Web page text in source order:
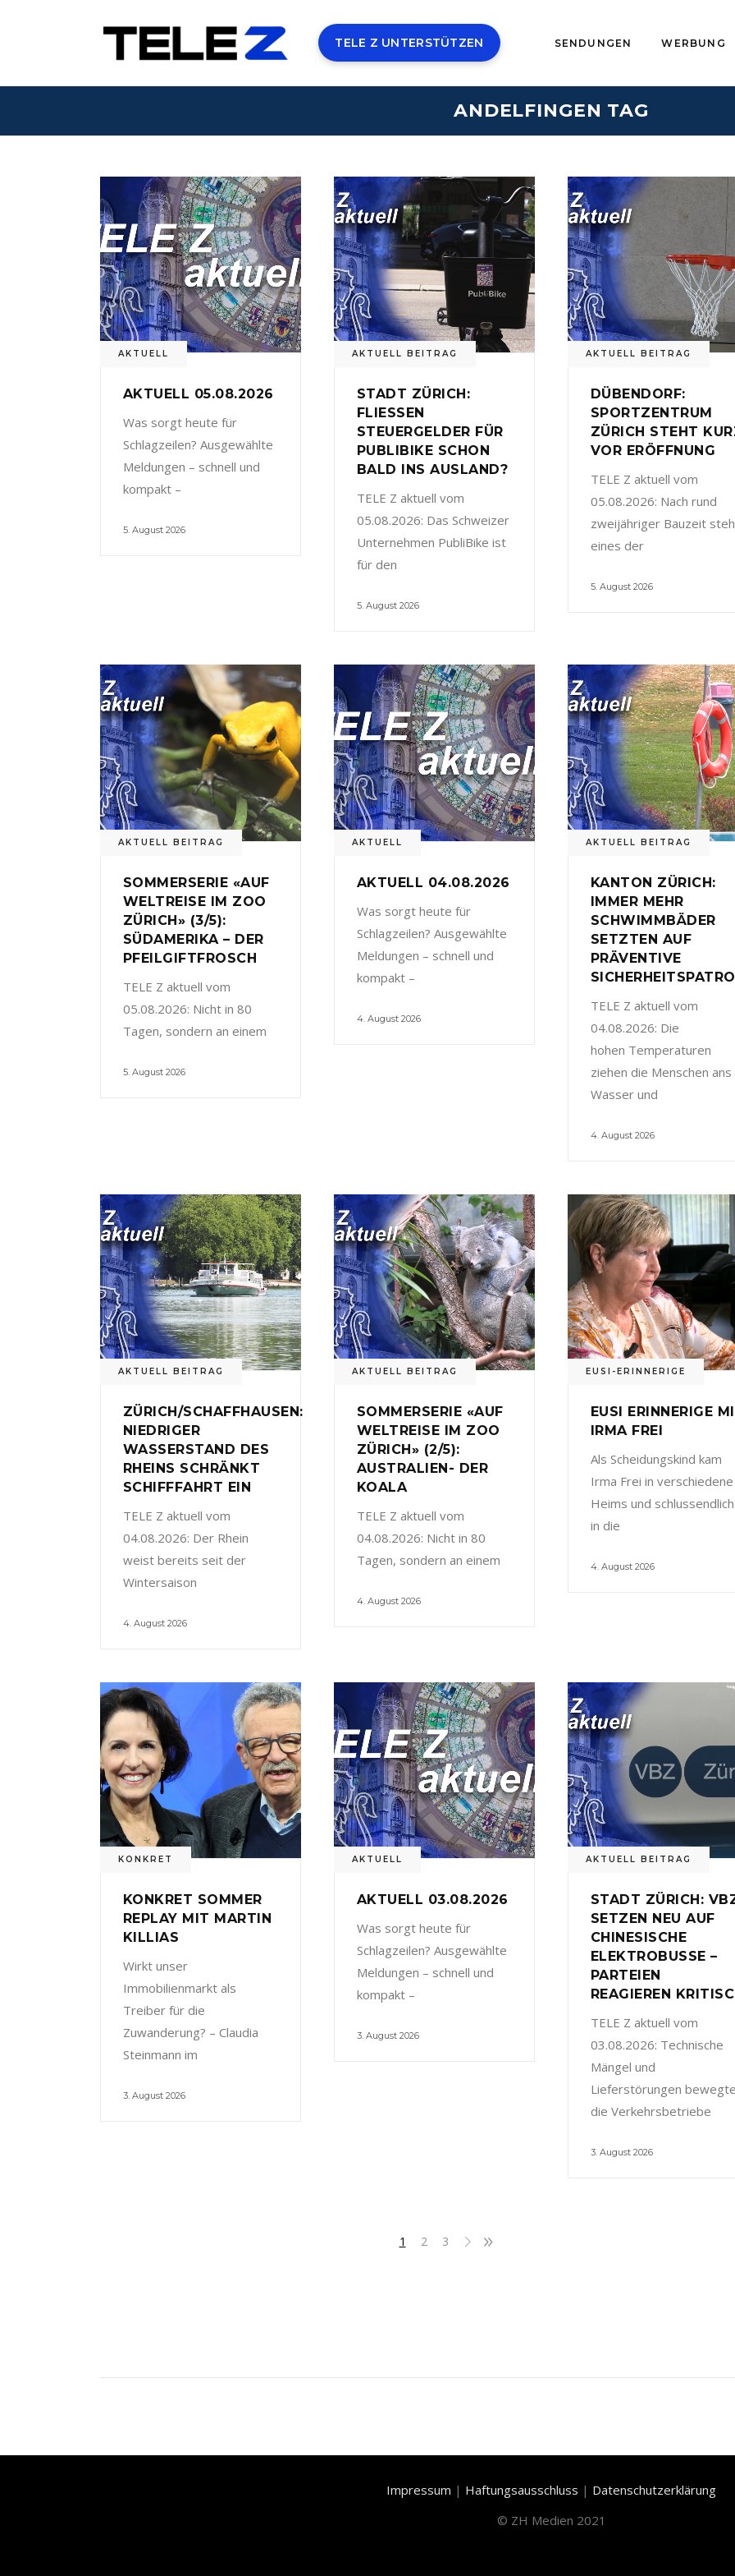
TELE Z UNTERSTÜTZEN SENDUNGEN WERBUNG
ANDELFINGEN TAG
AKTUELL
AKTUELL 05.08.2026
Was sorgt heute für
Schlagzeilen? Ausgewählte
Meldungen – schnell und
kompakt –
5. August 2026
AKTUELL BEITRAG
STADT ZÜRICH:
FLIESSEN
STEUERGELDER FÜR
PUBLIBIKE SCHON
BALD INS AUSLAND?
TELE Z aktuell vom
05.08.2026: Das Schweizer
Unternehmen PubliBike ist
für den
5. August 2026
AKTUELL BEITRAG
DÜBENDORF:
SPORTZENTRUM
ZÜRICH STEHT
VOR ERÖFFNUNG
TELE Z aktuell vom
05.08.2026: Nach rund
zweijähriger Bauzeit
eines der
5. August 2026
AKTUELL BEITRAG
SOMMERSERIE «AUF
WELTREISE IM ZOO
ZÜRICH» (3/5):
SÜDAMERIKA – DER
PFEILGIFTFROSCH
TELE Z aktuell vom
05.08.2026: Nicht in 80
Tagen, sondern an einem
5. August 2026
AKTUELL
AKTUELL 04.08.2026
Was sorgt heute für
Schlagzeilen? Ausgewählte
Meldungen – schnell und
kompakt –
4. August 2026
AKTUELL BEITRAG
KANTON ZÜRICH:
IMMER MEHR
SCHWIMMBÄDER
SETZTEN AUF
PRÄVENTIVE
TELE Z aktuell vom
04.08.2026: Die
hohen Temperaturen
ziehen die Menschen ans
Wasser und
4. August 2026
AKTUELL BEITRAG
ZÜRICH/SCHAFFHAUSEN:
NIEDRIGER
WASSERSTAND DES
RHEINS SCHRÄNKT
SCHIFFFAHRT EIN
TELE Z aktuell vom
04.08.2026: Der Rhein
weist bereits seit der
Wintersaison
4. August 2026
AKTUELL BEITRAG
SOMMERSERIE «AUF
WELTREISE IM ZOO
ZÜRICH» (2/5):
AUSTRALIEN- DER
KOALA
TELE Z aktuell vom
04.08.2026: Nicht in 80
Tagen, sondern an einem
4. August 2026
EUSI-ERINNERIGE
EUSI ERINNERIGE
IRMA FREI
Als Scheidungskind kam
Irma Frei in verschiedene
Heims und schlussendlich
in die
4. August 2026
KONKRET
KONKRET SOMMER
REPLAY MIT MARTIN
KILLIAS
Wirkt unser
Immobilienmarkt als
Treiber für die
Zuwanderung? – Claudia
Steinmann im
3. August 2026
AKTUELL
AKTUELL 03.08.2026
Was sorgt heute für
Schlagzeilen? Ausgewählte
Meldungen – schnell und
kompakt –
3. August 2026
AKTUELL BEITRAG
STADT ZÜRICH:
SETZEN NEU AUF
CHINESISCHE
ELEKTROBUSSE –
PARTEIEN
REAGIEREN
TELE Z aktuell vom
03.08.2026: Technische
Mängel und
Lieferstörungen
die Verkehrsbetriebe
3. August 2026
1 2 3
Impressum | Haftungsausschluss | Datenschutzerklärung
© ZH Medien 2021